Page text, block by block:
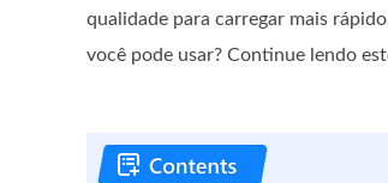
qualidade para carregar mais
você pode usar? Continue lendo